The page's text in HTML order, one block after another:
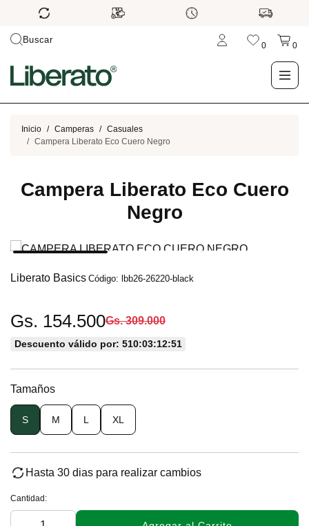
Buscar
0 0
LO NUEVO
BLOG
Inicio Camperas
Casuales
Campera Liberato Eco Cuero Negro
Campera Liberato Eco Cuero
Negro
Liberato Basics Código: lbb26-26220-black
Gs. 154.500Gs. 309.000
Descuento válido por: 510:03:12:50
Tamaños
S M L XL
Hasta 30 dias para realizar cambios
Cantidad: